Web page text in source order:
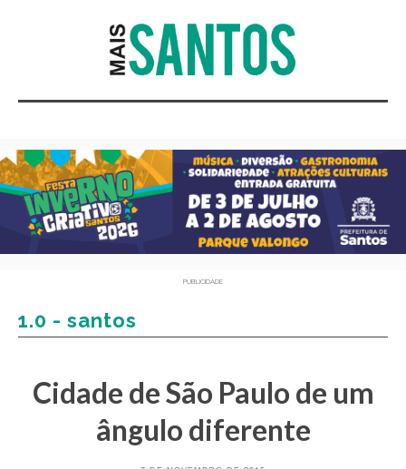
PUBLICIDADE
1.0 - santos
Cidade de São Paulo de um
ângulo diferente